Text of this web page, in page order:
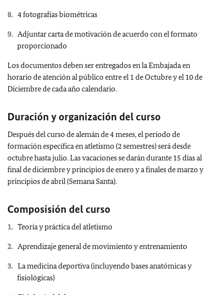
4 fotografías biométricas
Adjuntar carta de motivación de acuerdo con el formato
proporcionado
Los documentos deben ser entregados en la Embajada en
horario de atención al público entre el 1 de Octubre y el 10 de
Diciembre de cada año calendario.
Duración y organización del curso
Después del curso de alemán de 4 meses, el período de
formación específica en atletismo (2 semestres) será desde
octubre hasta julio. Las vacaciones se darán durante 15 días al
final de diciembre y principios de enero y a finales de marzo y
principios de abril (Semana Santa).
Composisión del curso
Teoría y práctica del atletismo
Aprendizaje general de movimiento y entrenamiento
La medicina deportiva (incluyendo bases anatómicas y
fisiológicas)